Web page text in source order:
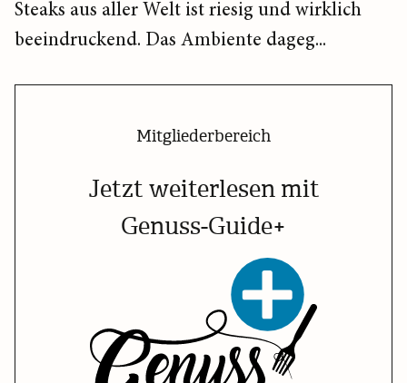
Steaks aus aller Welt ist riesig und wirklich
beeindruckend. Das Ambiente dageg...
Mitgliederbereich
Jetzt weiterlesen mit
Genuss-Guide+